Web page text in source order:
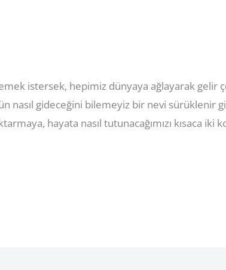
istersek, hepimiz dünyaya ağlayarak gelir
nasıl gideceğini bilemeyiz bir nevi sürüklenir
hayata nasıl tutunacağımızı kısaca iki